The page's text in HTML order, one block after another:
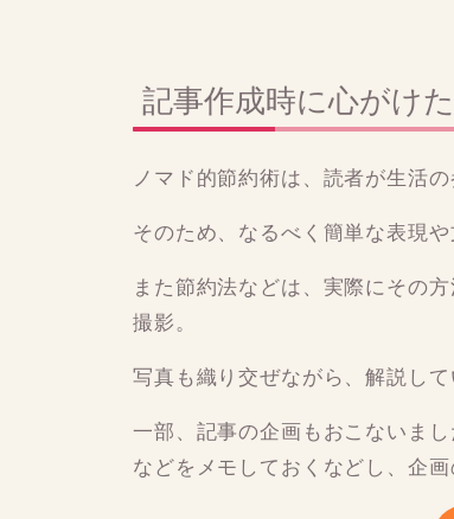
記事作成時に心がけ
ノマド的節約術は、読者が生活
そのため、なるべく簡単な表現
また節約法などは、実際にその
撮影。
写真も織り交ぜながら、解説して
一部、記事の企画もおこないま
などをメモしておくなどし、企画